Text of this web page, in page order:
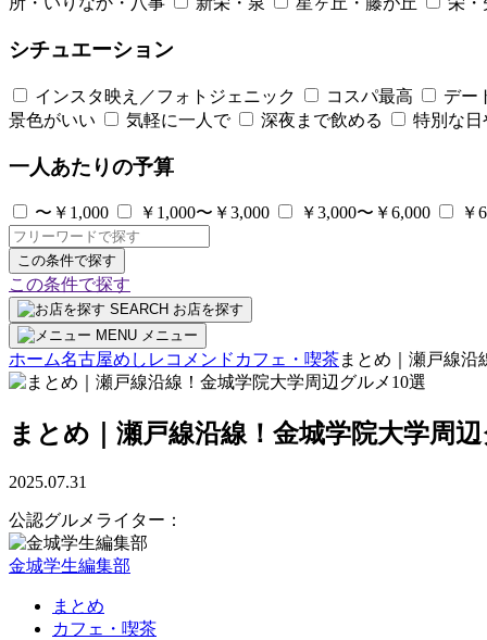
シチュエーション
インスタ映え／フォトジェニック コスパ最高 デー
景色がいい
気軽に一人で 深夜まで飲める 特別な日
一人あたりの予算
〜￥1,000 ￥1,000〜￥3,000 ￥3,000〜￥6,000 ￥
この条件で探す
この条件で探す
SEARCH お店を探す
MENU メニュー
ホーム名古屋めしレコメンド カフェ・喫茶まとめ｜瀬戸線沿
まとめ｜瀬戸線沿線！金城学院大学周
2025.07.31
公認グルメライター：
金城学生編集部
まとめ
カフェ・喫茶